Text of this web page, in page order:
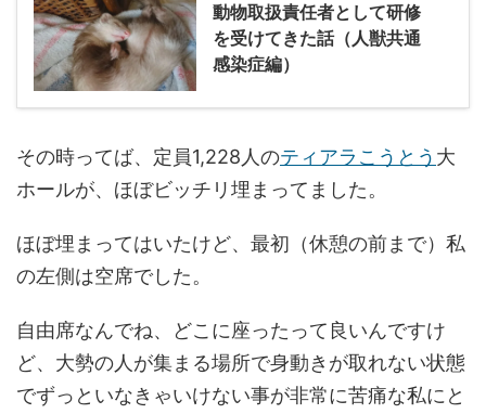
動物取扱責任者として研修
を受けてきた話（人獣共通
感染症編）
その時ってば、定員1,228人のティアラこうとう 大
ホールが、ほぼビッチリ埋まってました。
ほぼ埋まってはいたけど、最初（休憩の前まで）私
の左側は空席でした。
自由席なんでね、どこに座ったって良いんですけ
ど、大勢の人が集まる場所で身動きが取れない状態
でずっといなきゃいけない事が非常に苦痛な私にと